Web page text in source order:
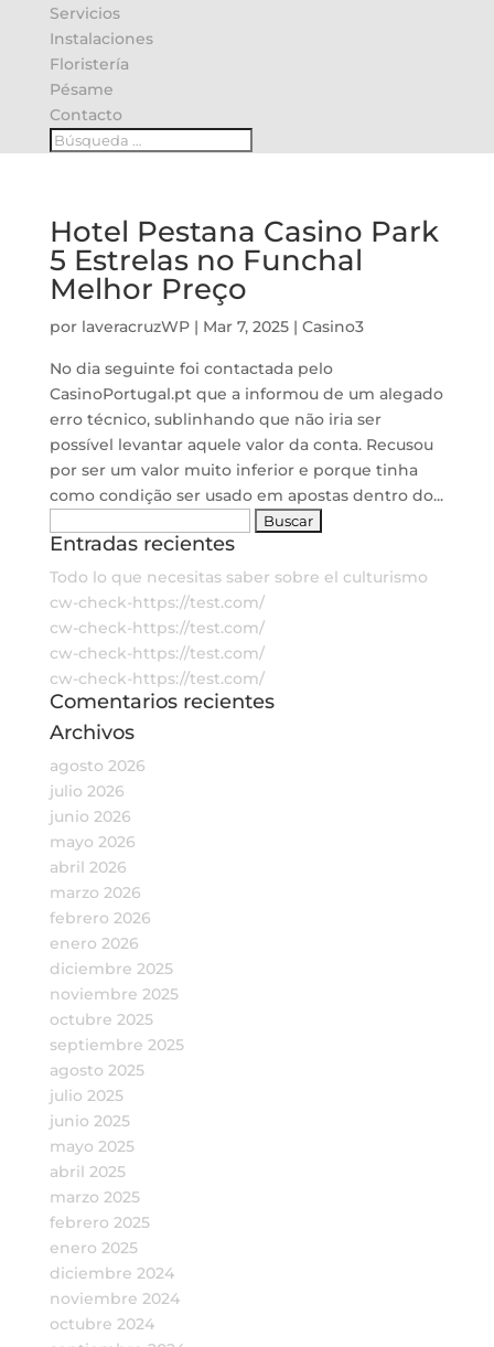
Servicios
Instalaciones
Floristería
Pésame
Contacto
Hotel Pestana Casino Park
5 Estrelas no Funchal
Melhor Preço
por laveracruzWP| Mar 7, 2025| Casino3
No dia seguinte foi contactada pelo
CasinoPortugal.pt que a informou de um alegado
erro técnico, sublinhando que não iria ser
possível levantar aquele valor da conta. Recusou
por ser um valor muito inferior e porque tinha
como condição ser usado em apostas dentro do...
Entradas recientes
Todo lo que necesitas saber sobre el culturismo
cw-check-https://test.com/
cw-check-https://test.com/
cw-check-https://test.com/
cw-check-https://test.com/
Comentarios recientes
Archivos
agosto 2026
julio 2026
junio 2026
mayo 2026
abril 2026
marzo 2026
febrero 2026
enero 2026
diciembre 2025
noviembre 2025
octubre 2025
septiembre 2025
agosto 2025
julio 2025
junio 2025
mayo 2025
abril 2025
marzo 2025
febrero 2025
enero 2025
diciembre 2024
noviembre 2024
octubre 2024